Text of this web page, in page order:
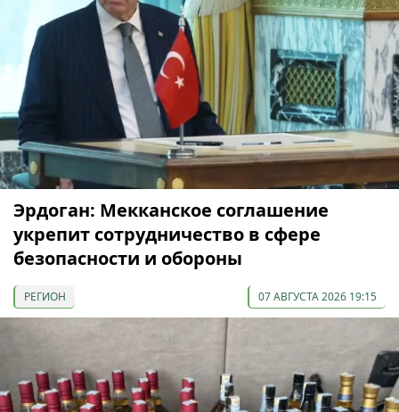
Эрдоган: Мекканское соглашение
укрепит сотрудничество в сфере
безопасности и обороны
РЕГИОН 07 АВГУСТА 2026 19:15